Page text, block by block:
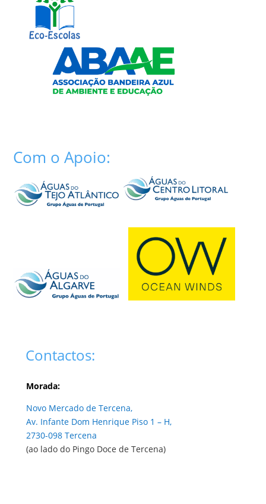
Com o Apoio:
Contactos:
Morada:
Novo Mercado de Tercena,
Av. Infante Dom Henrique Piso 1 – H,
2730-098 Tercena
(ao lado do Pingo Doce de Tercena)